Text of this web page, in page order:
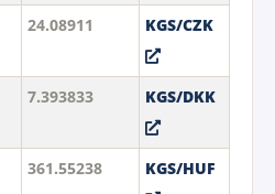
24.08911 KGS/CZK
7.393833 KGS/DKK
361.55238 KGS/HUF